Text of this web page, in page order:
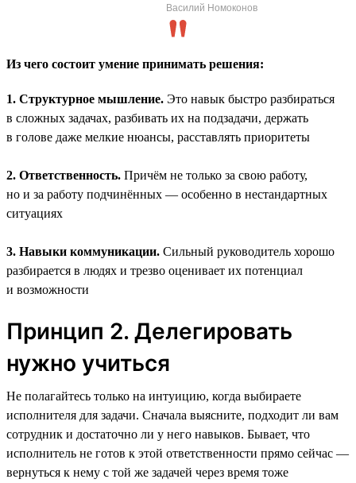
Василий Номоконов
Из чего состоит умение принимать решения:
1. Структурное мышление. Это навык быстро разбираться
в сложных задачах, разбивать их на подзадачи, держать
в голове даже мелкие нюансы, расставлять приоритеты
2. Ответственность. Причём не только за свою работу,
но и за работу подчинённых — особенно в нестандартных
ситуациях
3. Навыки коммуникации. Сильный руководитель хорошо
разбирается в людях и трезво оценивает их потенциал
и возможности
Принцип 2. Делегировать
нужно учиться
Не полагайтесь только на интуицию, когда выбираете
исполнителя для задачи. Сначала выясните, подходит ли вам
сотрудник и достаточно ли у него навыков. Бывает, что
исполнитель не готов к этой ответственности прямо сейчас —
вернуться к нему с той же задачей через время тоже